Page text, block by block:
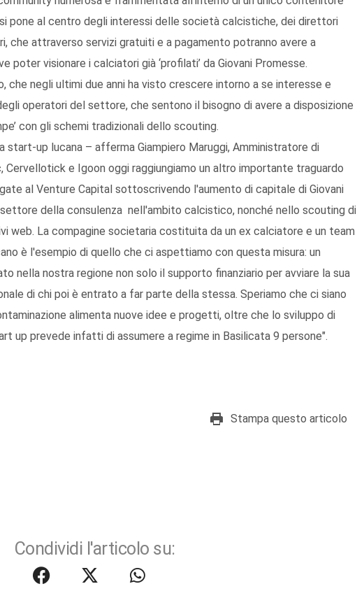
si pone al centro degli interessi delle società calcistiche, dei direttori
che attraverso servizi gratuiti e a pagamento potranno avere a
poter visionare i calciatori già ‘profilati’ da Giovani Promesse.
negli ultimi due anni ha visto crescere intorno a se interesse e
operatori del settore, che sentono il bisogno di avere a disposizione
con gli schemi tradizionali dello scouting.
start-up lucana – afferma Giampiero Maruggi, Amministratore di
Cervellotick e Igoon oggi raggiungiamo un altro importante traguardo
al Venture Capital sottoscrivendo l'aumento di capitale di Giovani
della consulenza nell'ambito calcistico, nonché nello scouting di
web. La compagine societaria costituita da un ex calciatore e un team
è l'esempio di quello che ci aspettiamo con questa misura: un
nella nostra regione non solo il supporto finanziario per avviare la sua
di chi poi è entrato a far parte della stessa. Speriamo che ci siano
alimenta nuove idee e progetti, oltre che lo sviluppo di
up prevede infatti di assumere a regime in Basilicata 9 persone".
Stampa questo articolo
Condividi l'articolo su: